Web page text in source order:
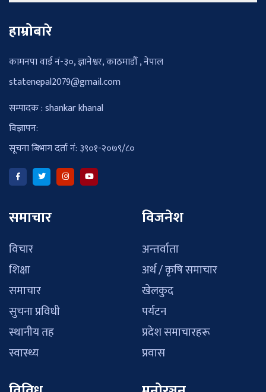
हाम्रोबारे
कामनपा वार्ड नं-३०, ज्ञानेश्वर, काठमाडौँ , नेपाल
statenepal2079@gmail.com
सम्पादक : shankar khanal
विज्ञापन:
सूचना बिभाग दर्ता नं: ३९०१-२०७९/८०
समाचार
विचार
शिक्षा
समाचार
सुचना प्रविधी
स्थानीय तह
स्वास्थ्य
विजनेश
अन्तर्वाता
अर्थ / कृषि समाचार
खेलकुद
पर्यटन
प्रदेश समाचारहरू
प्रवास